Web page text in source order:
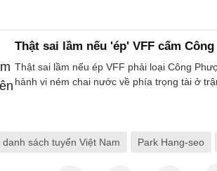
Thật sai lầm nếu 'ép' VFF cấm
Thật sai lầm nếu ép VFF phải loại Công
hành vi ném chai nước về phía trọng tài ở
danh sách tuyển Việt Nam Park Hang-seo